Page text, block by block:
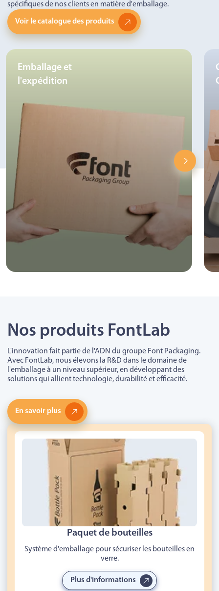
spécifiques de nos clients en matière d'emballage.
Voir le catalogue des produits
Emballage et
l'expédition
Nos produits FontLab
L'innovation fait partie de l'ADN du groupe Font Packaging.
Avec FontLab, nous élevons la R&D dans le domaine de
l'emballage à un niveau supérieur, en développant des
solutions qui allient technologie, durabilité et efficacité.
En savoir plus
Paquet de bouteilles
Système d'emballage pour sécuriser les bouteilles en
verre.
Plus d'informations